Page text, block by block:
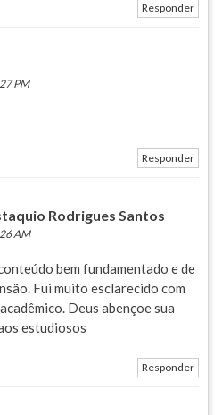
Responder
PM
Responder
Rodrigues Santos
AM
bem fundamentado e de
Fui muito esclarecido com
Deus abençoe sua
estudiosos
Responder